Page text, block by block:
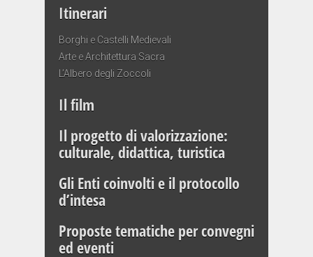
Itinerari
Borghi e Castelli Medievali
Arte e Architettura Sacra
L’Albero degli Zoccoli
Il film
Il progetto di valorizzazione:
culturale, didattica, turistica
Gli Enti coinvolti e il protocollo
d’intesa
Proposte tematiche per convegni
ed eventi